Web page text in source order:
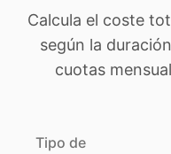
Calcula el coste
según la
cuotas
Tipo de